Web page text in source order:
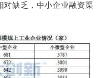
缺乏，中小企业融资渠